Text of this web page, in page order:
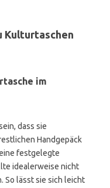
Kulturtaschen
im
dass sie
Handgepäck
festgelegte
idealerweise nicht
So lässt sie sich leicht